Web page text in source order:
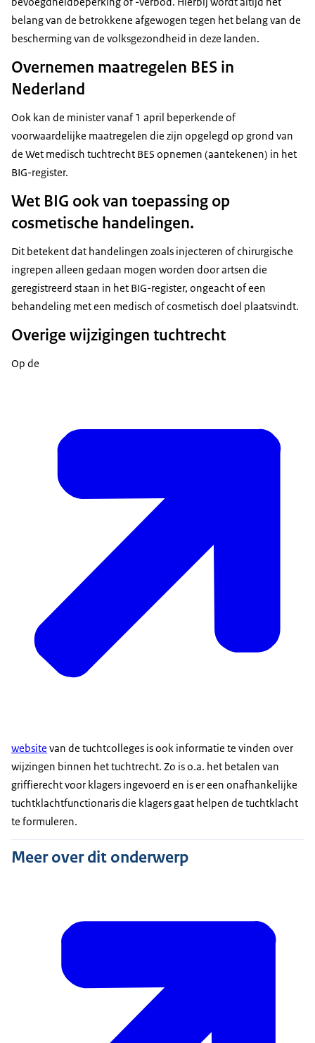
belang van de betrokkene afgewogen tegen het belang van de
bescherming van de volksgezondheid in deze landen.
Overnemen maatregelen BES in
Nederland
Ook kan de minister vanaf 1 april beperkende of
voorwaardelijke maatregelen die zijn opgelegd op grond van
de Wet medisch tuchtrecht BES opnemen (aantekenen) in het
BIG-register.
Wet BIG ook van toepassing op
cosmetische handelingen.
Dit betekent dat handelingen zoals injecteren of chirurgische
ingrepen alleen gedaan mogen worden door artsen die
geregistreerd staan in het BIG-register, ongeacht of een
behandeling met een medisch of cosmetisch doel plaatsvindt.
Overige wijzigingen tuchtrecht
Op de
website van de tuchtcolleges is ook informatie te vinden over
wijzingen binnen het tuchtrecht. Zo is o.a. het betalen van
griffierecht voor klagers ingevoerd en is er een onafhankelijke
tuchtklachtfunctionaris die klagers gaat helpen de tuchtklacht
te formuleren.
Meer over dit onderwerp